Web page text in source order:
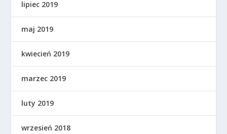
lipiec 2019
maj 2019
kwiecień 2019
marzec 2019
luty 2019
wrzesień 2018